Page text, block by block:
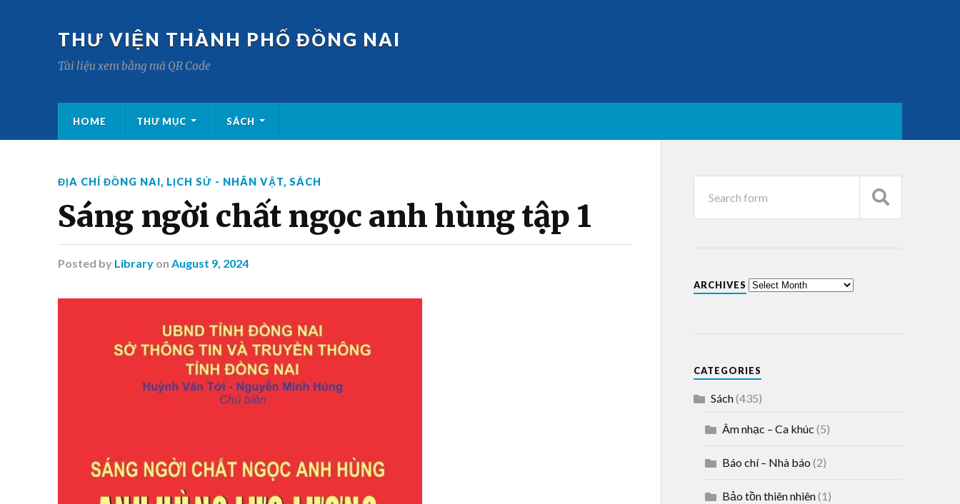
THƯ VIỆN THÀNH PHỐ ĐỒNG NAI
Tài liệu xem bằng mã QR Code
HOME THƯ MỤC SÁCH
ĐỊA CHÍ ĐỒNG NAI, LỊCH SỬ - NHÂN VẬT, SÁCH
Sáng ngời chất ngọc anh hùng tập 1
Posted by Library on August 9, 2024
ARCHIVES
CATEGORIES
Sách(435)
Âm nhạc – Ca khúc (5)
Báo chí – Nhà báo (2)
Bảo tồn thiên nhiên(1)